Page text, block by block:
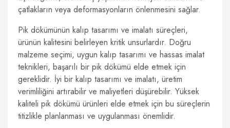
çatlakların veya deformasyonların önlenmesini sağlar.
Pik dökümünün kalıp tasarımı ve imalatı süreçleri,
ürünün kalitesini belirleyen kritik unsurlardır. Doğru
malzeme seçimi, uygun kalıp tasarımı ve hassas imalat
teknikleri, başarılı bir pik dökümü elde etmek için
gereklidir. İyi bir kalıp tasarımı ve imalatı, üretim
verimliliğini artırabilir ve maliyetleri düşürebilir. Yüksek
kaliteli pik dökümü ürünleri elde etmek için bu süreçlerin
titizlikle planlanması ve uygulanması önemlidir.